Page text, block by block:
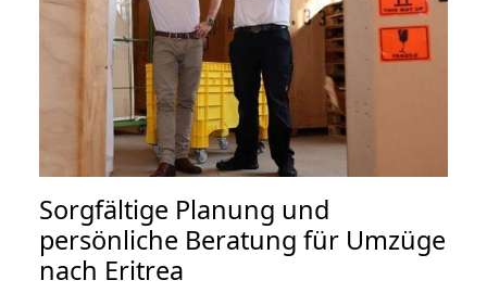
Sorgfältige Planung und
persönliche Beratung für Umzüge
nach Eritrea